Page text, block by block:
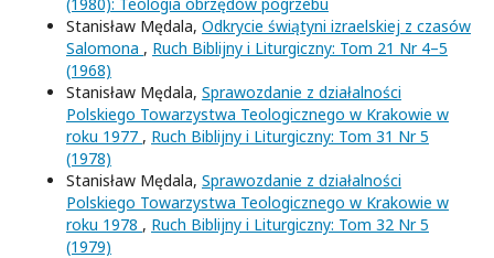
Stanisław Mędala, Odkrycie świątyni izraelskiej z czasów
Salomona , Ruch Biblijny i Liturgiczny: Tom 21 Nr 4–5
(1968)
Stanisław Mędala, Sprawozdanie z działalności
Polskiego Towarzystwa Teologicznego w Krakowie w
roku 1977 , Ruch Biblijny i Liturgiczny: Tom 31 Nr 5
(1978)
Stanisław Mędala, Sprawozdanie z działalności
Polskiego Towarzystwa Teologicznego w Krakowie w
roku 1978 , Ruch Biblijny i Liturgiczny: Tom 32 Nr 5
(1979)